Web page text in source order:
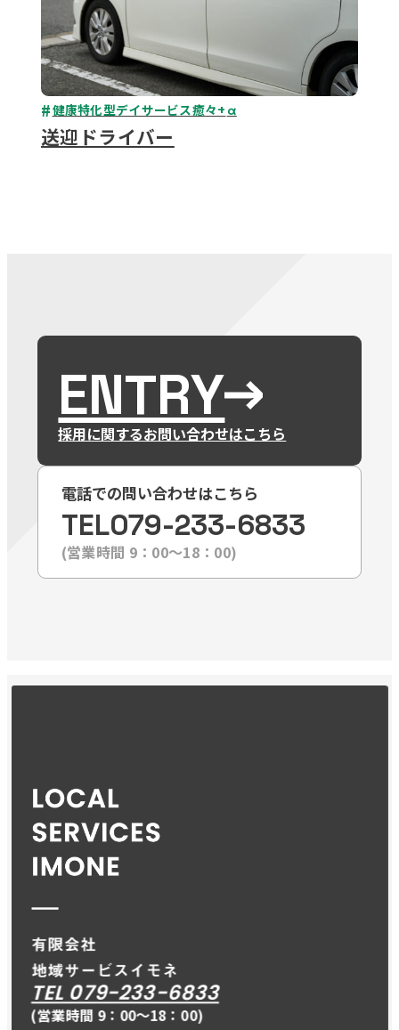
健康特化型デイサービス癒々+α
送迎ドライバー
ENTRY
採用に関するお問い合わせはこちら
電話での問い合わせはこちら
TEL079-233-6833
(営業時間 9：00〜18：00)
TEL 079-233-6833
(営業時間 9：00〜18：00)